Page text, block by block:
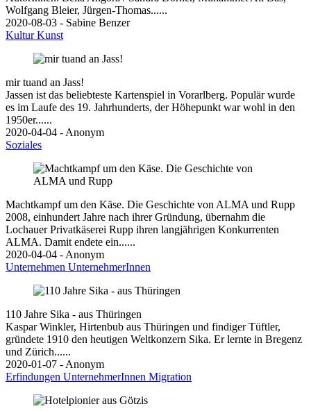
Wolfgang Bleier, Jürgen-Thomas......
2020-08-03 - Sabine Benzer
KulturKunst
mir tuand an Jass!
Jassen ist das beliebteste Kartenspiel in Vorarlberg. Populär wurde
es im Laufe des 19. Jahrhunderts, der Höhepunkt war wohl in den
1950er......
2020-04-04 - Anonym
Soziales
Machtkampf um den Käse. Die Geschichte von ALMA und Rupp
2008, einhundert Jahre nach ihrer Gründung, übernahm die
Lochauer Privatkäserei Rupp ihren langjährigen Konkurrenten
ALMA. Damit endete ein......
2020-04-04 - Anonym
Unternehmen UnternehmerInnen
110 Jahre Sika - aus Thüringen
Kaspar Winkler, Hirtenbub aus Thüringen und findiger Tüftler,
gründete 1910 den heutigen Weltkonzern Sika. Er lernte in Bregenz
und Zürich......
2020-01-07 - Anonym
Erfindungen UnternehmerInnen Migration